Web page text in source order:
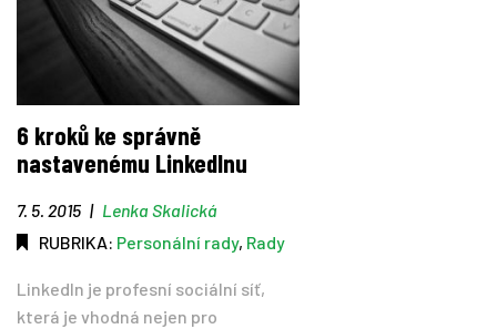
6 kroků ke správně
nastavenému LinkedInu
7. 5. 2015 | Lenka Skalická
RUBRIKA: Personální rady, Rady
LinkedIn je profesní sociální síť,
která je vhodná nejen pro